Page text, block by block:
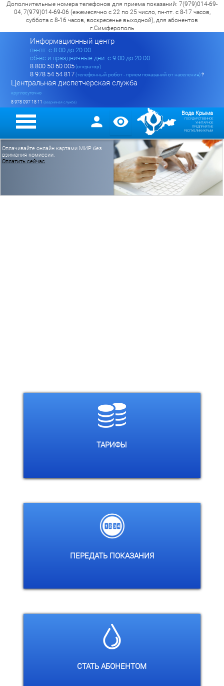
Дополнительные номера телефонов для приема показаний: 7(979)014-69-
04, 7(979)014-69-06 (ежемесячно с 22 по 25 число, пн-пт. с 8-17 часов,
суббота с 8-16 часов, воскресенье выходной), для абонентов
г.Симферополь
Информационный центр
пн-пт: c 8:00 до 20:00
сб-вс и праздничные дни: с 9:00 до 20:00
8 800 50 60 005(оператор)
8 978 54 54 817(телефонный робот - прием показаний от населения)?
Центральная диспетчерская служба
круглосуточно
8 978 097 18 11 (аварийная служба)
Вода Крыма
ГОСУДАРСТВЕННОЕ
УНИТАРНОЕ
ПРЕДПРИЯТИЕ
РЕСПУБЛИКИ КРЫМ
Оплачивайте онлайн картами МИР без
взимания комиссии.
Оплатить сейчас
ТАРИФЫ
Выберите филиал:
ПЕРЕДАТЬ ПОКАЗАНИЯ
Выберите филиал:
СТАТЬ АБОНЕНТОМ
Здесь вы узнаете как подключиться к
нашим сетям